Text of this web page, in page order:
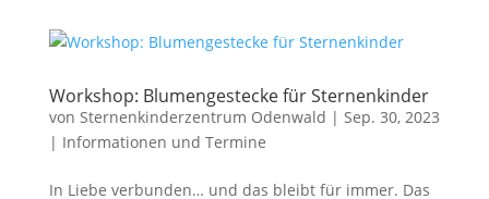
Workshop: Blumengestecke für Sternenkinder
von Sternenkinderzentrum Odenwald | Sep. 30, 2023
| Informationen und Termine
In Liebe verbunden… und das bleibt für immer. Das